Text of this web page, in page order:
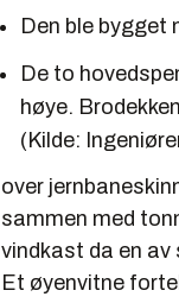
Den ble bygget
De to
høye.
(Kilde:
over
sammen med
vindkast da en av
Et øyenvitne